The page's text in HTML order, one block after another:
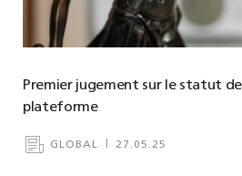
Premier jugement sur le statut
plateforme
GLOBAL 27.05.25